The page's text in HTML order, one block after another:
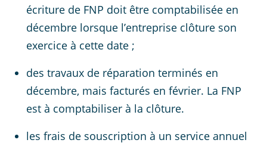
écriture de FNP doit être comptabilisée en
décembre lorsque l’entreprise clôture son
exercice à cette date ;
des travaux de réparation terminés en
décembre, mais facturés en février. La FNP
est à comptabiliser à la clôture.
les frais de souscription à un service annuel